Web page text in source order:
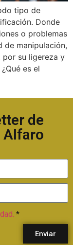
tipo de
Donde
o problemas
manipulación,
por su ligereza y
es el
de
Alfaro
*
Enviar